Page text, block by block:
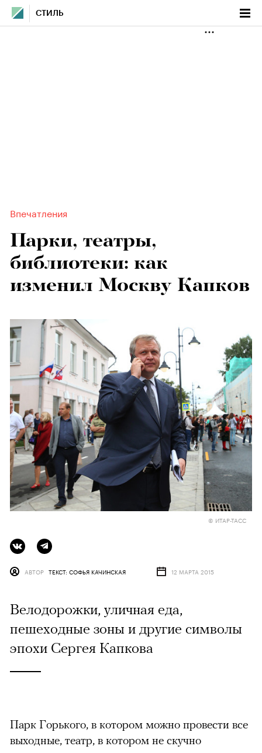
СТИЛЬ
Впечатления
Парки, театры,
библиотеки: как
изменил Москву Капков
© ИТАР-ТАСС
АВТОР ТЕКСТ: СОФЬЯ КАЧИНСКАЯ 12 МАРТА 2015
Велодорожки, уличная еда,
пешеходные зоны и другие символы
эпохи Сергея Капкова
Парк Горького, в котором можно провести все
выходные, театр, в котором не скучно